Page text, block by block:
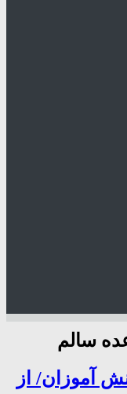
سالم
آموزان/ از